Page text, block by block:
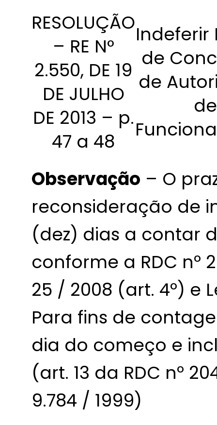
RESOLUÇÃO
– RE N°
2.550, DE 19
DE JULHO
DE 2013 – p.
47 a 48
Indeferir
de
de
de
Observação – O
reconsideração de
(dez) dias a contar
conforme a RDC nº
25 / 2008 (art. 4º) e
Para fins de
dia do começo e
(art. 13 da RDC nº
9.784 / 1999)